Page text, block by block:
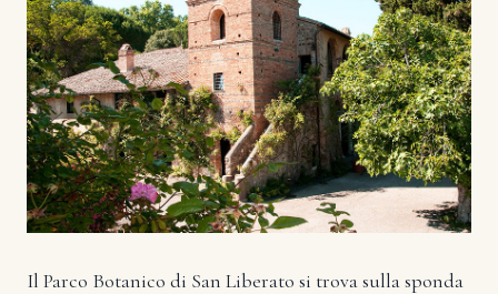
Il Parco Botanico di San Liberato si trova sulla sponda